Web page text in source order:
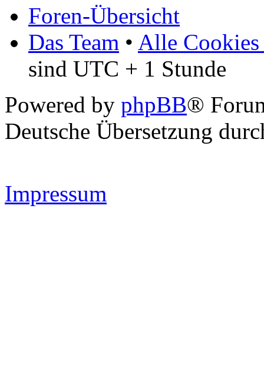
Foren-Übersicht
Das Team • Alle Cookies
sind UTC + 1 Stunde
Powered by phpBB®
Deutsche Übersetzung
Impressum